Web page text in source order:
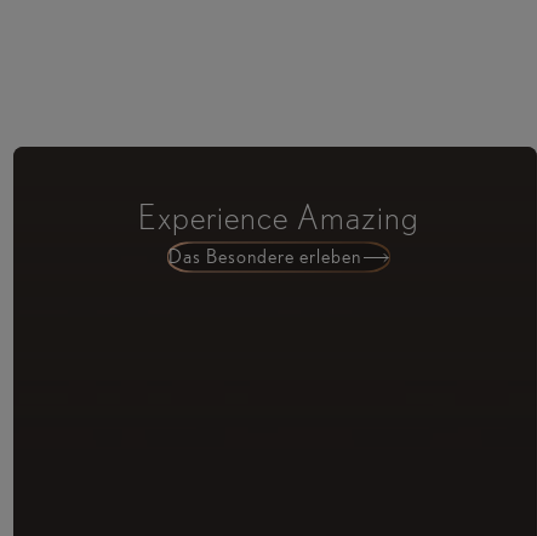
Experience Amazing
Das Besondere erleben